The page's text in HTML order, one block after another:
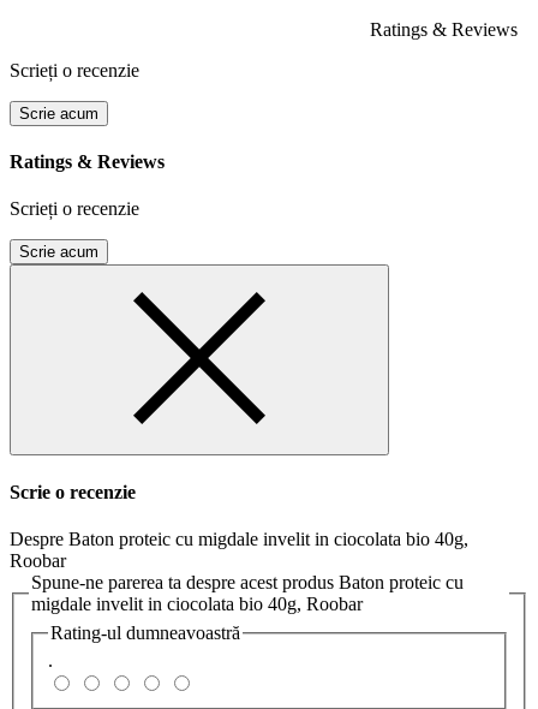
Ratings & Reviews
Scrieți o recenzie
Scrie acum
Ratings & Reviews
Scrieți o recenzie
Scrie acum
Scrie o recenzie
Despre Baton proteic cu migdale invelit in ciocolata bio 40g,
Roobar
Spune-ne parerea ta despre acest produs Baton proteic cu
migdale invelit in ciocolata bio 40g, Roobar
Rating-ul dumneavoastră
.